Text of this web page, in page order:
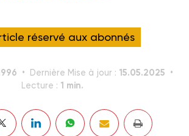
réservé aux abonnés
Dernière Mise à jour : 15.05.2025
Lecture : 1 min.